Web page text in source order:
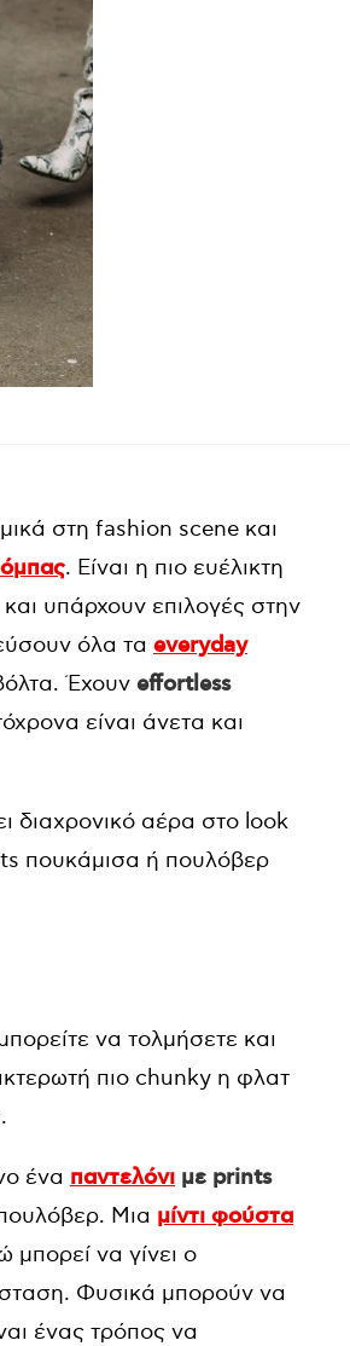
στη fashion scene και
. Είναι η πιο ευέλικτη
υπάρχουν επιλογές στην
όλα τα everyday
Έχουν effortless
είναι άνετα και
διαχρονικό αέρα στο look
πουκάμισα ή πουλόβερ
να τολμήσετε και
πιο chunky η φλατ
ένα παντελόνι με prints
Μια μίντι φούστα
να γίνει ο
Φυσικά μπορούν να
ένας τρόπος να